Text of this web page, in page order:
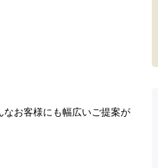
お客様にも幅広いご提案が